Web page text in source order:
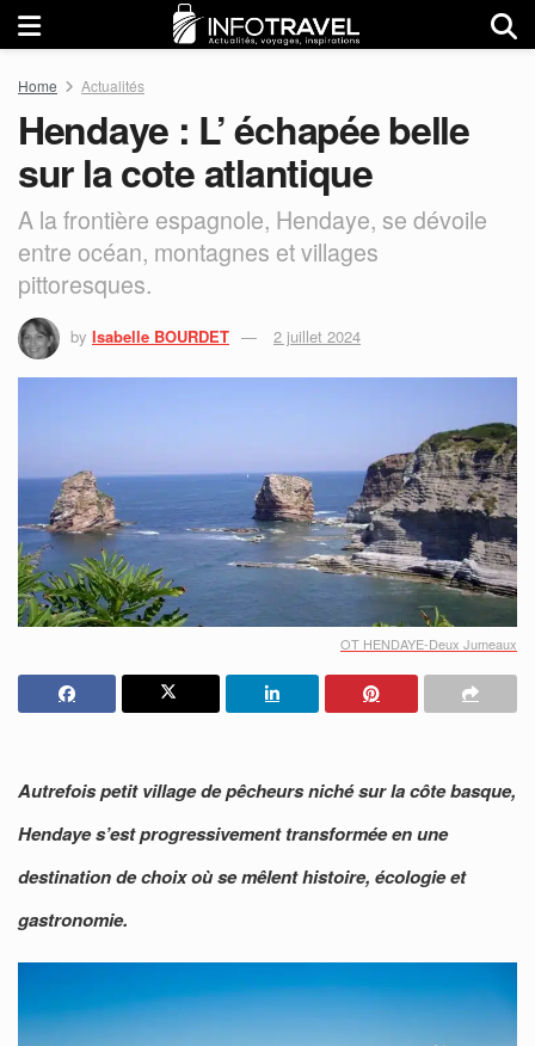
Home Actualités
Hendaye : L’ échapée belle
sur la cote atlantique
A la frontière espagnole, Hendaye, se dévoile
entre océan, montagnes et villages
pittoresques.
by Isabelle BOURDET 2 juillet 2024
OT HENDAYE-Deux Jumeaux
Autrefois petit village de pêcheurs niché sur la côte basque,
Hendaye s’est progressivement transformée en une
destination de choix où se mêlent histoire, écologie et
gastronomie.